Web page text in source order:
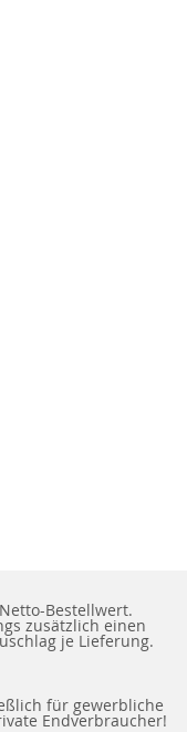
Bestellwert.
zusätzlich einen
je Lieferung.
für gewerbliche
Endverbraucher!